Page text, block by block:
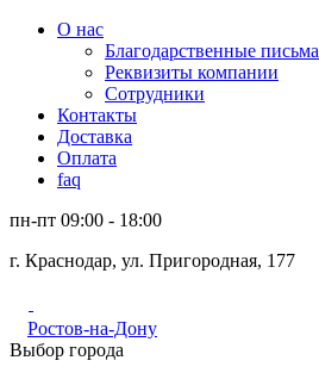
О нас
Благодарственные письма
Реквизиты компании
Сотрудники
Контакты
Доставка
Оплата
faq
пн-пт 09:00 - 18:00
г. Краснодар, ул. Пригородная, 177
Ростов-на-Дону
Выбор города